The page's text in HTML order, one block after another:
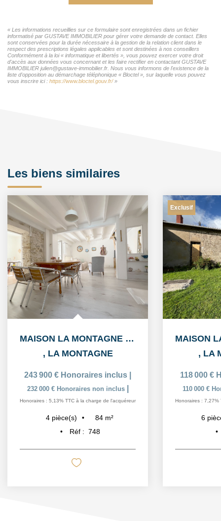
« Les informations recueillies sur ce formulaire sont enregistrées dans un fichier
informatisé par GUSTAVE IMMOBILIER pour gérer votre demande de contact. Elles
sont conservées pour la durée nécessaire à la gestion de la relation client dans le
respect des prescriptions légales applicables et sont destinées à nos conseillers
Conformément à la loi « informatique et libertés », vous pouvez exercer votre droit
d'accès aux données vous concernant et les faire rectifier en contactant GUSTAVE
IMMOBILIER julien@gustave-immobilier.fr. Nous vous informons de l'existence de la
liste d'opposition au démarchage téléphonique « Bloctel », sur laquelle vous pouvez
vous inscrire ici : https://www.bloctel.gouv.fr/»
Les biens similaires
MAISON LA MONTAGNE 4 PIÈCE(S) 84 M2
, LA MONTAGNE
243 900 € Honoraires inclus
232 000 € Honoraires non inclus
Honoraires : 5,13% TTC à la charge de l'acquéreur
4 pièce(s) 84 m²
Réf : 748
Exclusif
, LA
118 000 €
110 000 €
Honoraires : 7,27%
6